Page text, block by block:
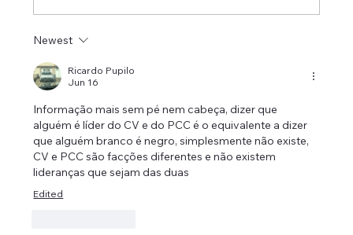
Carolina do Norte: o que as famílias
imigrantes precisam saber
Newest
Ricardo Pupilo
Jun 16
Informação mais sem pé nem cabeça, dizer que
alguém é líder do CV e do PCC é o equivalente a dizer
que alguém branco é negro, simplesmente não existe,
CV e PCC são facções diferentes e não existem
lideranças que sejam das duas
Edited